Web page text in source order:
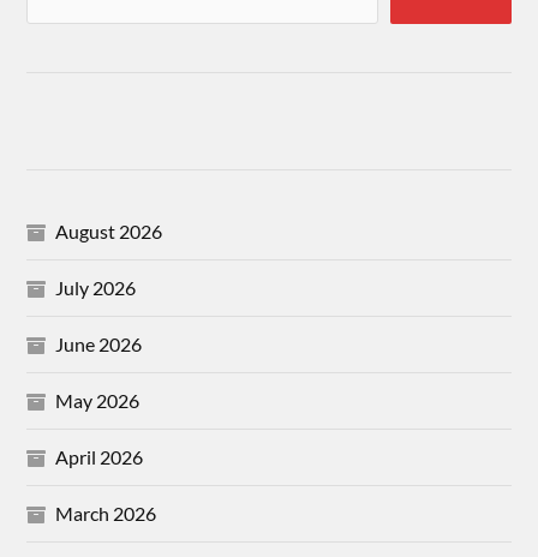
August 2026
July 2026
June 2026
May 2026
April 2026
March 2026